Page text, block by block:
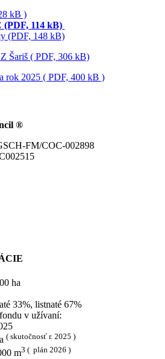
kB )
(PDF, 114 kB)
(PDF, 148 kB)
Šariš ( PDF, 306 kB)
rok 2025 ( PDF, 400 kB )
®
FM/COC-002898
ha
33%, listnaté 67%
v užívaní:
( skutočnosť r. 2025 )
m3 ( plán 2026 )